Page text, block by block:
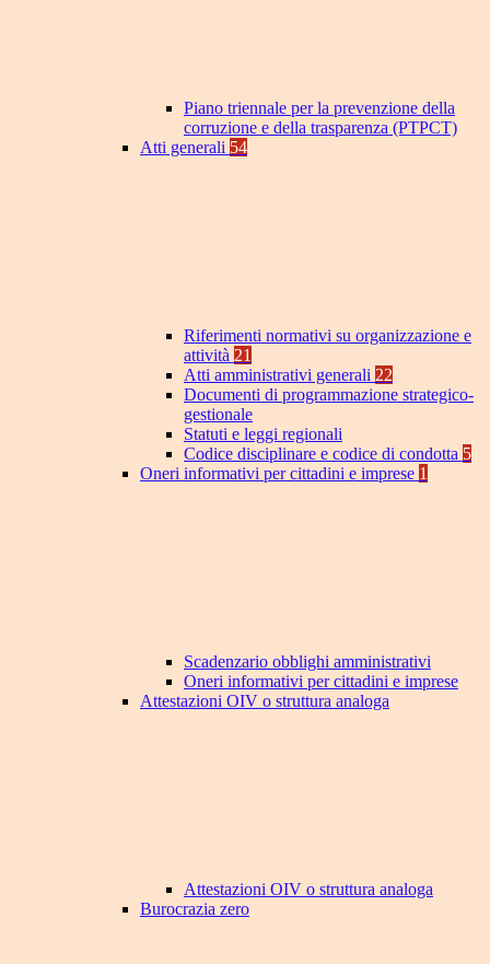
Piano triennale per la prevenzione della
corruzione e della trasparenza (PTPCT)
Atti generali 54
Riferimenti normativi su organizzazione e
attività 21
Atti amministrativi generali 22
Documenti di programmazione strategico-
gestionale
Statuti e leggi regionali
Codice disciplinare e codice di condotta 5
Oneri informativi per cittadini e imprese 1
Scadenzario obblighi amministrativi
Oneri informativi per cittadini e imprese
Attestazioni OIV o struttura analoga
Attestazioni OIV o struttura analoga
Burocrazia zero